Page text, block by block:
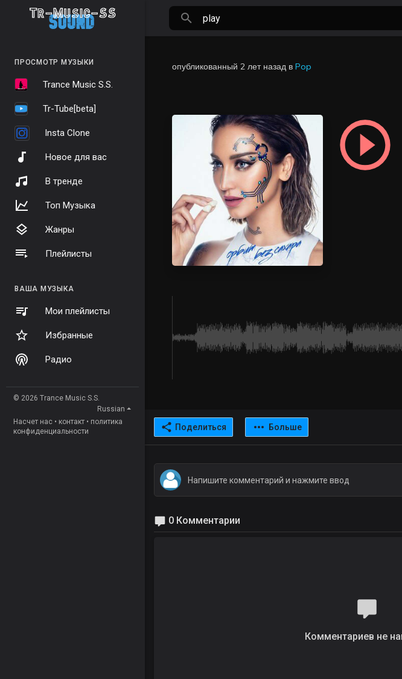
ПРОСМОТР МУЗЫКИ
Trance Music S.S.
Tr-Tube[beta]
Insta Clone
Новое для вас
В тренде
Топ Музыка
Жанры
Плейлисты
ВАША МУЗЫКА
Мои плейлисты
Избранные
Радио
© 2026 Trance Music S.S.
Russian
Насчет нас • контакт • политика
конфиденциальности
опубликованный 2 лет назад в Pop
Поделиться Больше
0 Комментарии
Комментариев не